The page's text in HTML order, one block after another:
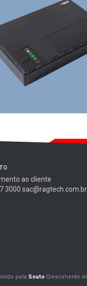
ao cliente
3000 sac@ragtech.com.br
pela Souto Crescimento